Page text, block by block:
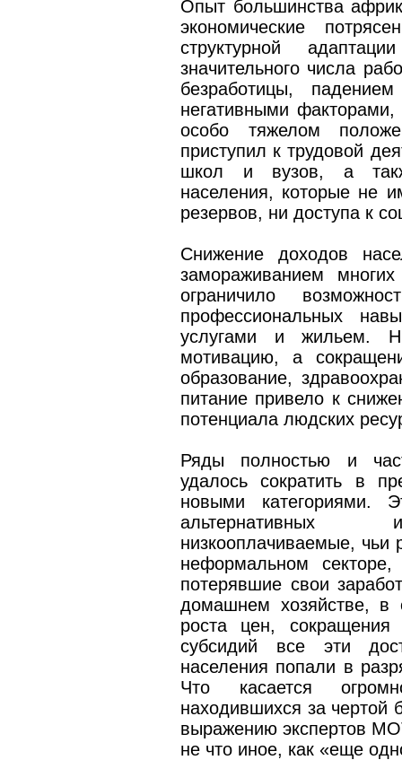
Опыт большинства
экономические
структурной
значительного числа
безработицы,
негативными
особо тяжелом
приступил к трудовой
школ и вузов, а
населения, которые не
резервов, ни доступа к
Снижение доходов
замораживанием
ограничило
профессиональных
услугами и жильем.
мотивацию, а
образование,
питание привело к
потенциала людских
Ряды полностью и
удалось сократить в
новыми
альтернативных
низкооплачиваемые,
неформальном
потерявшие свои
домашнем хозяйстве, в
роста цен,
субсидий все эти
населения попали в
Что касается
находившихся за чертой
выражению экспертов
не что иное, как «еще